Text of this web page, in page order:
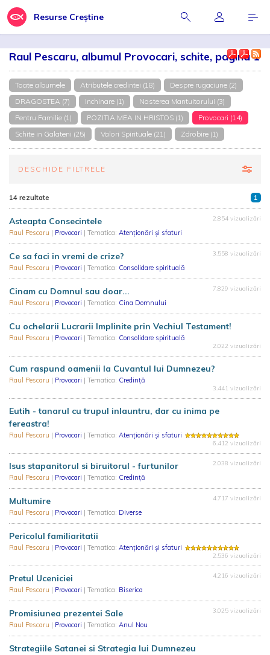
Resurse Creștine
Raul Pescaru, albumul Provocari, schite, pagina 1
Toate albumele Atributele credintei (18)
Despre rugaciune (2)
DRAGOSTEA (7)
Inchinare (1)
Nasterea Mantuitorului (3)
Pentru Familie (1)
POZITIA MEA IN HRISTOS (1)
Provocari (14)
Schite in Galateni (25)
Valori Spirituale (21) Zdrobire (1)
DESCHIDE FILTRELE
14 rezultate 1
Asteapta Consecintele
Raul Pescaru | Provocari | Tematica: Atenționări și sfaturi
2.854 vizualizări
Ce sa faci in vremi de crize?
Raul Pescaru | Provocari | Tematica: Consolidare spirituală
3.558 vizualizări
Cinam cu Domnul sau doar...
Raul Pescaru | Provocari | Tematica: Cina Domnului
7.829 vizualizări
Cu ochelarii Lucrarii Implinite prin Vechiul Testament!
Raul Pescaru | Provocari | Tematica: Consolidare spirituală
2.022 vizualizări
Cum raspund oamenii la Cuvantul lui Dumnezeu?
Raul Pescaru | Provocari | Tematica: Credință
3.441 vizualizări
Eutih - tanarul cu trupul inlauntru, dar cu inima pe
fereastra!
Raul Pescaru | Provocari | Tematica: Atenționări și sfaturi
6.412 vizualizări
Isus stapanitorul si biruitorul - furtunilor
Raul Pescaru | Provocari | Tematica: Credință
2.038 vizualizări
Multumire
Raul Pescaru | Provocari | Tematica: Diverse
4.717 vizualizări
Pericolul familiaritatii
Raul Pescaru | Provocari | Tematica: Atenționări și sfaturi
2.536 vizualizări
Pretul Uceniciei
Raul Pescaru | Provocari | Tematica: Biserica
4.216 vizualizări
Promisiunea prezentei Sale
Raul Pescaru | Provocari | Tematica: Anul Nou
3.025 vizualizări
Strategiile Satanei si Strategia lui Dumnezeu